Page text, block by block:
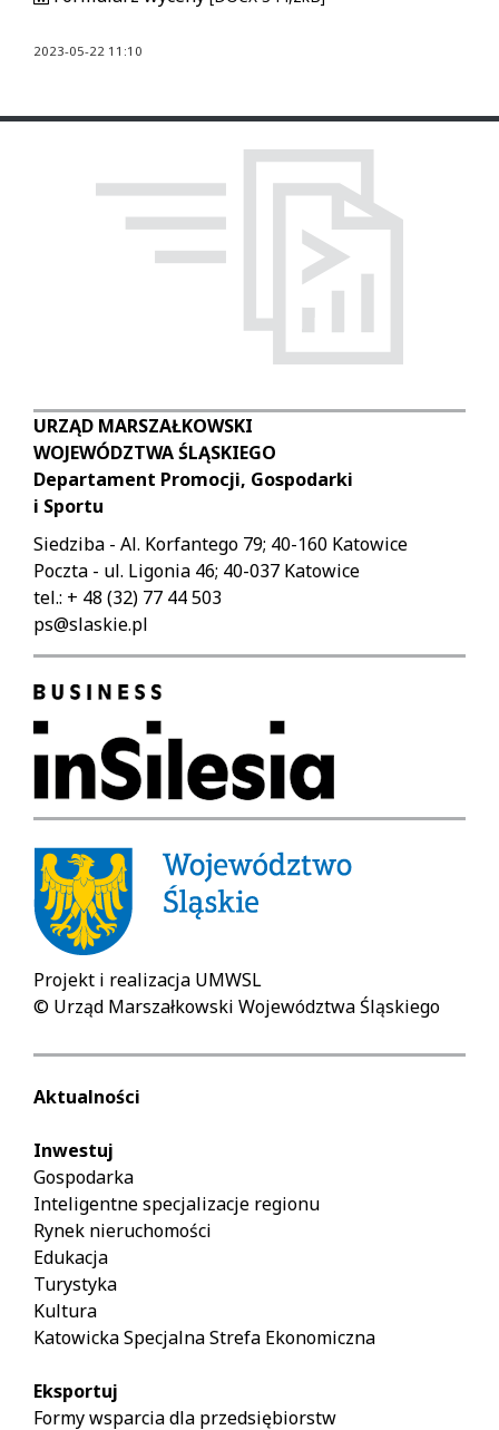
2023-05-22 11:10
URZĄD MARSZAŁKOWSKI
WOJEWÓDZTWA ŚLĄSKIEGO
Departament Promocji, Gospodarki
i Sportu
Siedziba - Al. Korfantego 79; 40-160 Katowice
Poczta - ul. Ligonia 46; 40-037 Katowice
tel.: + 48 (32) 77 44 503
ps@slaskie.pl
Projekt i realizacja UMWSL
© Urząd Marszałkowski Województwa Śląskiego
Aktualności
Inwestuj
Gospodarka
Inteligentne specjalizacje regionu
Rynek nieruchomości
Edukacja
Turystyka
Kultura
Katowicka Specjalna Strefa Ekonomiczna
Eksportuj
Formy wsparcia dla przedsiębiorstw